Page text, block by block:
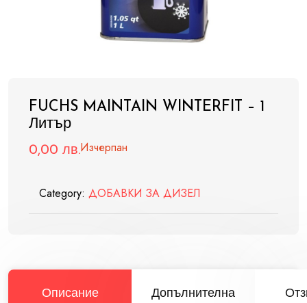
FUCHS MAINTAIN WINTERFIT – 1
Литър
0,00 лв.Изчерпан
Category: ДОБАВКИ ЗА ДИЗЕЛ
Описание
Допълнителна